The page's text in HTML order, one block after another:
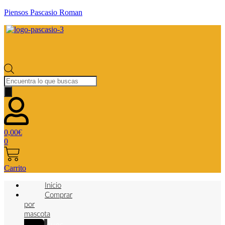
Piensos Pascasio Roman
Búsqueda
de
productos
0,00€
0
Carrito
Inicio
Comprar
por
mascota